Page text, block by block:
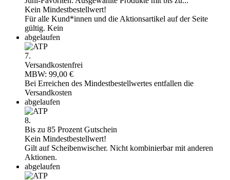
Kein Mindestbestellwert!
Für alle Kund*innen und die Aktionsartikel auf der Seite
gültig. Kein
abgelaufen
7.
Versandkostenfrei
MBW: 99,00 €
Bei Erreichen des Mindestbestellwertes entfallen die
Versandkosten
abgelaufen
8.
Bis zu 85 Prozent Gutschein
Kein Mindestbestellwert!
Gilt auf Scheibenwischer. Nicht kombinierbar mit anderen
Aktionen.
abgelaufen